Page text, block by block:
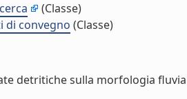
(Classe)
di convegno (Classe)
detritiche sulla morfologia